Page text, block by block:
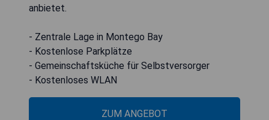
anbietet.
- Zentrale Lage in Montego Bay
- Kostenlose Parkplätze
- Gemeinschaftsküche für Selbstversorger
- Kostenloses WLAN
ZUM ANGEBOT